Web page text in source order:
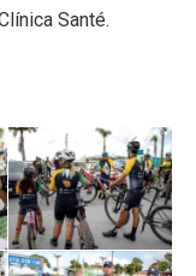
Santé.